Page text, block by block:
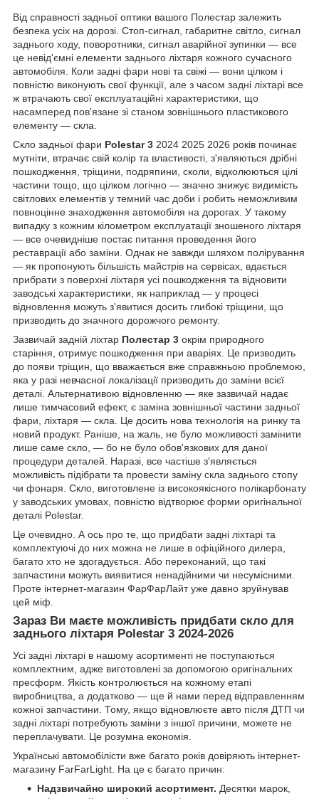
Від справності задньої оптики вашого Полестар залежить
безпека усіх на дорозі. Стоп-сигнал, габаритне світло, сигнал
заднього ходу, поворотники, сигнал аварійної зупинки — все
це невід'ємні елементи заднього ліхтаря кожного сучасного
автомобіля. Коли задні фари нові та свіжі — вони цілком і
повністю виконують свої функції, але з часом задні ліхтарі все
ж втрачають свої експлуатаційні характеристики, що
насамперед пов'язане зі станом зовнішнього пластикового
елементу — скла.
Скло задньої фари Polestar 3 2024 2025 2026 років починає
мутніти, втрачає свій колір та властивості, з'являються дрібні
пошкодження, тріщини, подряпини, сколи, відколюються цілі
частини тощо, що цілком логічно — значно знижує видимість
світлових елементів у темний час доби і робить неможливим
повноцінне знаходження автомобіля на дорогах. У такому
випадку з кожним кілометром експлуатації зношеного ліхтаря
— все очевидніше постає питання проведення його
реставрації або заміни. Однак не завжди шляхом полірування
— як пропонують більшість майстрів на сервісах, вдається
прибрати з поверхні ліхтаря усі пошкодження та відновити
заводські характеристики, як наприклад — у процесі
відновлення можуть з'явитися досить глибокі тріщини, що
призводить до значного дорожчого ремонту.
Зазвичай задній ліхтар Полестар 3 окрім природного
старіння, отримує пошкодження при аваріях. Це призводить
до появи тріщин, що вважається вже справжньою проблемою,
яка у разі невчасної локалізації призводить до заміни всієї
деталі. Альтернативою відновленню — яке зазвичай надає
лише тимчасовий ефект, є заміна зовнішньої частини задньої
фари, ліхтаря — скла. Це досить нова технологія на ринку та
новий продукт. Раніше, на жаль, не було можливості замінити
лише саме скло, — бо не було обов'язкових для даної
процедури деталей. Наразі, все частіше з'являється
можливість підібрати та провести заміну скла заднього стопу
чи фонаря. Скло, виготовлене із високоякісного полікарбонату
у заводських умовах, повністю відтворює форми оригінальної
деталі Polestar.
Це очевидно. А ось про те, що придбати задні ліхтарі та
комплектуючі до них можна не лише в офіційного дилера,
багато хто не здогадується. Або переконаний, що такі
запчастини можуть виявитися ненадійними чи несумісними.
Проте інтернет-магазин ФарФарЛайт уже давно зруйнував
цей міф.
Зараз Ви маєте можливість придбати скло для
заднього ліхтаря Polestar 3 2024-2026
Усі задні ліхтарі в нашому асортименті не поступаються
комплектним, адже виготовлені за допомогою оригінальних
пресформ. Якість контролюється на кожному етапі
виробництва, а додатково — ще й нами перед відправленням
кожної запчастини. Тому, якщо відновлюєте авто після ДТП чи
задні ліхтарі потребують заміни з іншої причини, можете не
переплачувати. Це розумна економія.
Українські автомобілісти вже багато років довіряють інтернет-
магазину FarFarLight. На це є багато причин:
Надзвичайно широкий асортимент. Десятки марок,